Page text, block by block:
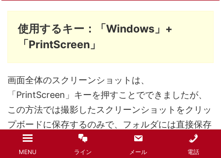
使用するキー：「Windows」+
「PrintScreen」
画面全体のスクリーンショットは、
「PrintScreen」キーを押すことでできましたが、
この方法では撮影したスクリーンショットをクリッ
プボードに保存するのみで、フォルダには直接保存
ができませんでした。
MENU ライン メール 電話